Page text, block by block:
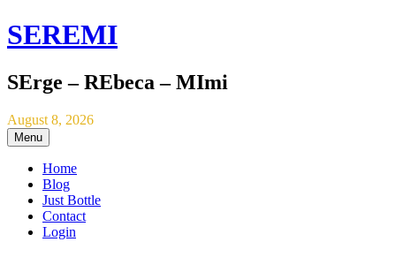
SEREMI
SErge – REbeca – MImi
August 8, 2026
Menu
Home
Blog
Just Bottle
Contact
Login